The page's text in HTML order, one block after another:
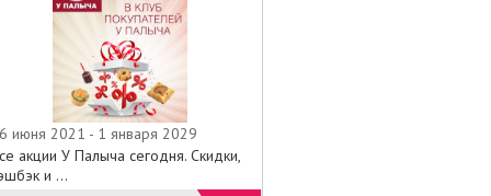
июня 2021 - 1 января 2029
акции У Палыча сегодня. Скидки,
и ...